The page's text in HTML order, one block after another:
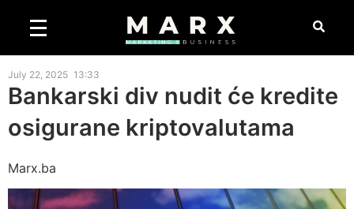
July 22, 2025 13:33
Bankarski div nudit će kredite
osigurane kriptovalutama
Marx.ba